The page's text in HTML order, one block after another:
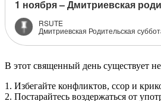
В этот священный день существует
1. Избегайте конфликтов, ссор и
2. Постарайтесь воздержаться от